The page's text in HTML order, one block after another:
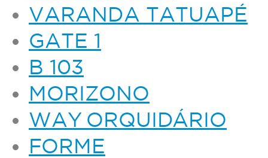
VARANDA TATUAPÉ
GATE 1
B 103
MORIZONO
WAY ORQUIDÁRIO
FORME